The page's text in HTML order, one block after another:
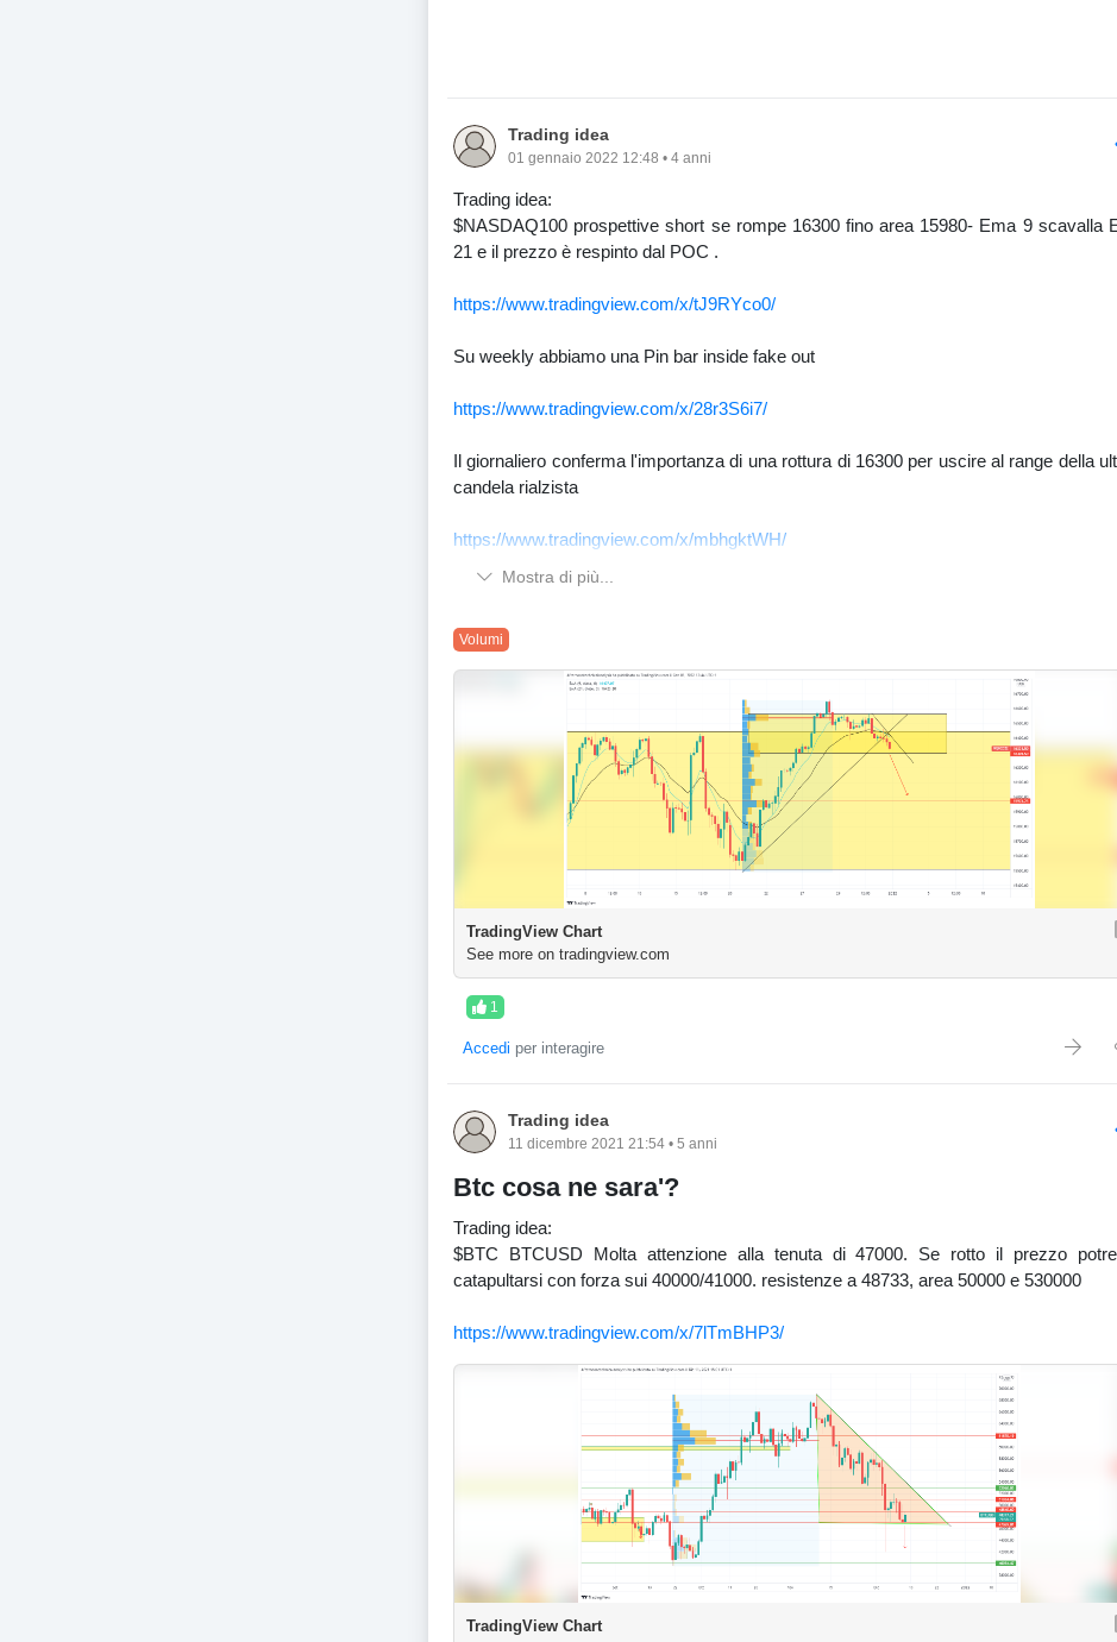
Trading idea
01 gennaio 2022 12:48 • 4 anni
Trading idea:
$NASDAQ100 prospettive short se rompe 16300 fino area 15980- Ema 9 scavalla
21 e il prezzo è respinto dal POC .
https://www.tradingview.com/x/tJ9RYco0/
Su weekly abbiamo una Pin bar inside fake out
https://www.tradingview.com/x/28r3S6i7/
Il giornaliero conferma l'importanza di una rottura di 16300 per uscire al range della
candela rialzista
https://www.tradingview.com/x/mbhgktWH/
Mostra di più...
Volumi
TradingView Chart
See more on tradingview.com
1
Accedi per interagire
Trading idea
11 dicembre 2021 21:54 • 5 anni
Btc cosa ne sara'?
Trading idea:
$BTC BTCUSD Molta attenzione alla tenuta di 47000. Se rotto il prezzo
catapultarsi con forza sui 40000/41000. resistenze a 48733, area 50000 e 530000
https://www.tradingview.com/x/7lTmBHP3/
TradingView Chart